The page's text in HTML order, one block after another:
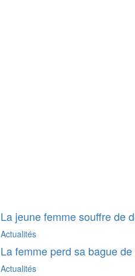
La jeune femme souffre de
Actualités
La femme perd sa bague
Actualités